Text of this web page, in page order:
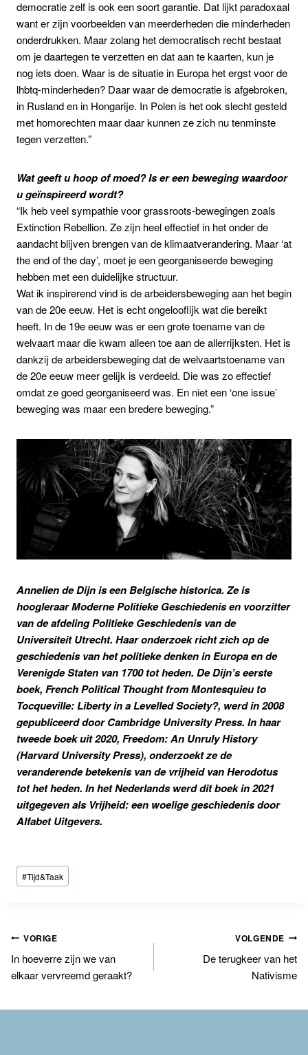
democratie zelf is ook een soort garantie. Dat lijkt paradoxaal
want er zijn voorbeelden van meerderheden die minderheden
onderdrukken. Maar zolang het democratisch recht bestaat
om je daartegen te verzetten en dat aan te kaarten, kun je
nog iets doen. Waar is de situatie in Europa het ergst voor de
lhbtq-minderheden? Daar waar de democratie is afgebroken,
in Rusland en in Hongarije. In Polen is het ook slecht gesteld
met homorechten maar daar kunnen ze zich nu tenminste
tegen verzetten.”
Wat geeft u hoop of moed? Is er een beweging waardoor
u geïnspireerd wordt?
“Ik heb veel sympathie voor grassroots-bewegingen zoals
Extinction Rebellion. Ze zijn heel effectief in het onder de
aandacht blijven brengen van de klimaatverandering. Maar ‘at
the end of the day’, moet je een georganiseerde beweging
hebben met een duidelijke structuur.
Wat ik inspirerend vind is de arbeidersbeweging aan het begin
van de 20e eeuw. Het is echt ongelooflijk wat die bereikt
heeft. In de 19e eeuw was er een grote toename van de
welvaart maar die kwam alleen toe aan de allerrijksten. Het is
dankzij de arbeidersbeweging dat de welvaartstoename van
de 20e eeuw meer gelijk is verdeeld. Die was zo effectief
omdat ze goed georganiseerd was. En niet een ‘one issue’
beweging was maar een bredere beweging.”
Annelien de Dijn is een Belgische historica. Ze is
hoogleraar Moderne Politieke Geschiedenis en voorzitter
van de afdeling Politieke Geschiedenis van de
Universiteit Utrecht. Haar onderzoek richt zich op de
geschiedenis van het politieke denken in Europa en de
Verenigde Staten van 1700 tot heden. De Dijn’s eerste
boek, French Political Thought from Montesquieu to
Tocqueville: Liberty in a Levelled Society?, werd in 2008
gepubliceerd door Cambridge University Press. In haar
tweede boek uit 2020, Freedom: An Unruly History
(Harvard University Press), onderzoekt ze de
veranderende betekenis van de vrijheid van Herodotus
tot het heden. In het Nederlands werd dit boek in 2021
uitgegeven als Vrijheid: een woelige geschiedenis door
Alfabet Uitgevers.
Bericht
tags:
#Tijd&Taak
Bericht
navigatie
VORIGE
In hoeverre zijn we van
elkaar vervreemd geraakt?
VOLGENDE
De terugkeer van het
Nativisme